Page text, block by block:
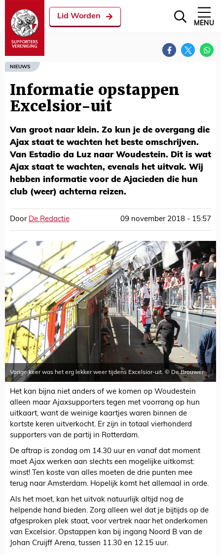
Lid Worden
MENU
NIEUWS
Informatie opstappen
Excelsior-uit
Van groot naar klein. Zo kun je de overgang die
Ajax staat te wachten het beste omschrijven.
Van Estadio da Luz naar Woudestein. Dit is wat
Ajax staat te wachten, evenals het uitvak. Wij
hebben informatie voor de Ajacieden die hun
club (weer) achterna reizen.
Door De Redactie 09 november 2018 - 15:57
Vorige keer was het erg lekker weer tijdens Excelsior-uit. © De Brouwer
Het kan bijna niet anders of we komen op Woudestein
alleen maar Ajaxsupporters tegen met voorrang op hun
uitkaart, want de weinige kaartjes waren binnen de
kortste keren uitverkocht. Er zijn in totaal vierhonderd
supporters van de partij in Rotterdam.
De aftrap is zondag om 14.30 uur en vanaf dat moment
moet Ajax werken aan slechts een mogelijke uitkomst:
winst! Ten koste van alles moeten de drie punten mee
terug naar Amsterdam. Hopelijk komt het allemaal in orde.
Als het moet, kan het uitvak natuurlijk altijd nog de
helpende hand bieden. Zorg alleen wel dat je bijtijds op de
afgesproken plek staat, voor vertrek naar het onderkomen
van Excelsior. Opstappen kan bij ingang Noord B van de
Johan Cruijff Arena, tussen 11.30 en 12.15 uur.